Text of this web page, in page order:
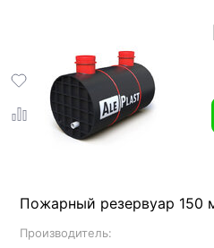
Пожарный резервуар 150
Производитель: